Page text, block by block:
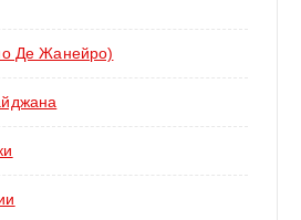
Де Жанейро)